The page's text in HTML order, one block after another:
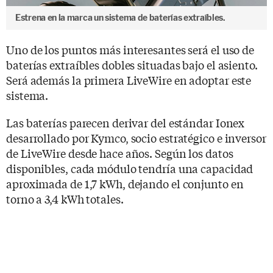
Estrena en la marca un sistema de baterías extraíbles.
Uno de los puntos más interesantes será el uso de
baterías extraíbles dobles situadas bajo el asiento.
Será además la primera LiveWire en adoptar este
sistema.
Las baterías parecen derivar del estándar Ionex
desarrollado por Kymco, socio estratégico e inversor
de LiveWire desde hace años. Según los datos
disponibles, cada módulo tendría una capacidad
aproximada de 1,7 kWh, dejando el conjunto en
torno a 3,4 kWh totales.